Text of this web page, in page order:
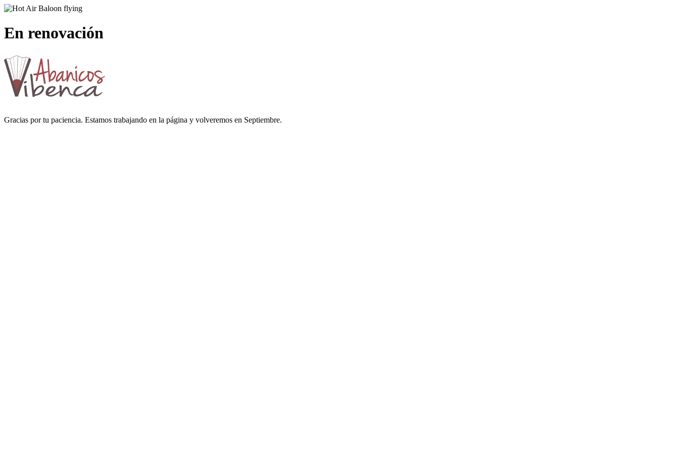
En renovación
Gracias por tu paciencia. Estamos trabajando en la página y volveremos en Septiembre.